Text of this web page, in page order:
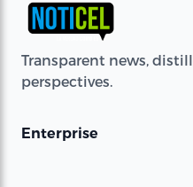
Transparent news,
perspectives.
Enterprise